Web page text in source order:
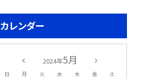
カレンダー
2024年5月
日 月 火 水 木 金 土